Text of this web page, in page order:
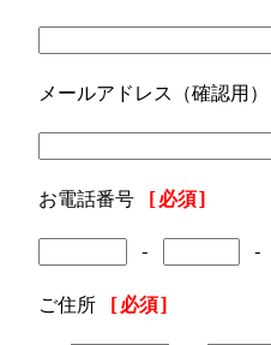
メールアドレス（確認用）
お電話番号 [必須]
- -
ご住所 [必須]